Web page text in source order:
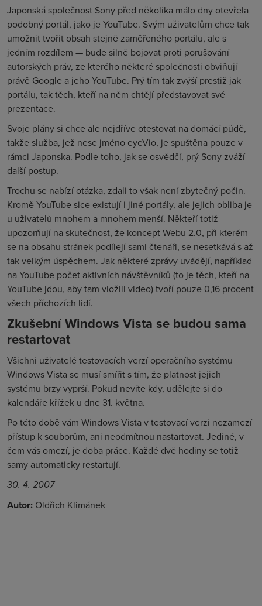
Japonská společnost Sony před několika málo dny otevřela
podobný portál, jako je YouTube. Svým uživatelům chce tak
umožnit tvořit obsah stejně zaměřeného portálu, ale s
jedním rozdílem — bude silně bojovat proti porušování
autorských práv, ze kterého některé společnosti obviňují
právě Google a jeho YouTube. Prý tím tak zvýší prestiž jak
portálu, tak těch, kteří na něm chtějí představovat své
prezentace.
Svoje plány si chce ale nejdříve otestovat na domácí půdě,
takže služba, jež nese jméno eyeVio, je spuštěna pouze v
rámci Japonska. Podle toho, jak se osvědčí, prý Sony zváží
další postup.
Trochu se nabízí otázka, zdali to však není zbytečný počin.
Kromě YouTube sice existují i jiné portály, ale jejich obliba je
u uživatelů mnohem a mnohem menší. Někteří totiž
upozorňují na skutečnost, že koncept Webu 2.0, při kterém
se na obsahu stránek podílejí sami čtenáři, se nesetkává s až
tak velkým úspěchem. Jak některé zprávy uvádějí, například
na YouTube počet aktivních návštěvníků (to je těch, kteří na
YouTube jdou, aby tam vložili video) tvoří pouze 0,16 procent
všech příchozích lidí.
Zkušební Windows Vista se budou sama
restartovat
Všichni uživatelé testovacích verzí operačního systému
Windows Vista se musí smířit s tím, že platnost jejich
systému brzy vyprší. Pokud nevíte kdy, udělejte si do
kalendáře křížek u dne 31. května.
Po této době vám Windows Vista v testovací verzi nezamezí
přístup k souborům, ani neodmítnou nastartovat. Jediné, v
čem vás omezí, je doba práce. Každé dvě hodiny se totiž
samy automaticky restartují.
30. 4. 2007
Autor: Oldřich Klimánek